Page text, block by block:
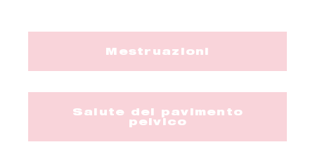
Mestruazioni
Salute del pavimento
pelvico